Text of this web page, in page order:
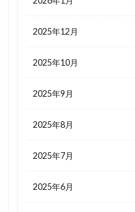
2025年12月
2025年10月
2025年9月
2025年8月
2025年7月
2025年6月